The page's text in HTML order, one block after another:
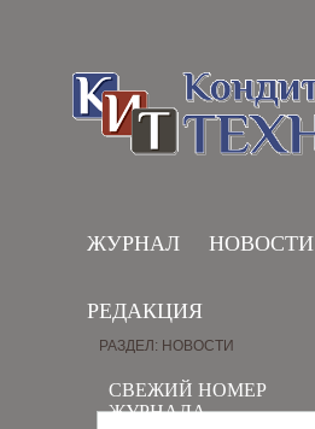
ЖУРНАЛ НОВОСТИ
РЕДАКЦИЯ
СВЕЖИЙ НОМЕР
ЖУРНАЛА
РАЗДЕЛ: НОВОСТИ